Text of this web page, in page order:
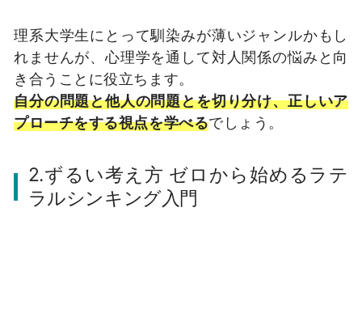
理系大学生にとって馴染みが薄いジャンルかもし
れませんが、心理学を通して対人関係の悩みと向
き合うことに役立ちます。
自分の問題と他人の問題とを切り分け、正しいア
プローチをする視点を学べるでしょう。
2.ずるい考え方 ゼロから始めるラテ
ラルシンキング入門